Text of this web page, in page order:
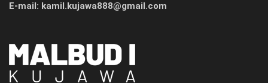
E-mail: kamil.kujawa888@gmail.com